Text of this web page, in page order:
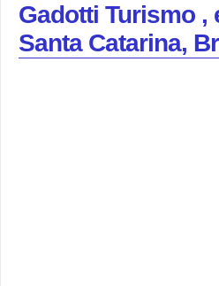
Gadotti Turismo ,
Santa Catarina,